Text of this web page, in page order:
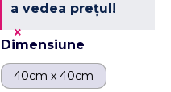
a vedea prețul!
×
Dimensiune
40cm x 40cm